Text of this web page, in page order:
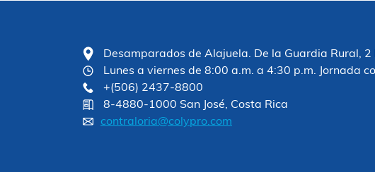
Desamparados de Alajuela. De la Guardia Rural, 2
Lunes a viernes de 8:00 a.m. a 4:30 p.m. Jornada
+(506) 2437-8800
8-4880-1000 San José, Costa Rica
contraloria@colypro.com